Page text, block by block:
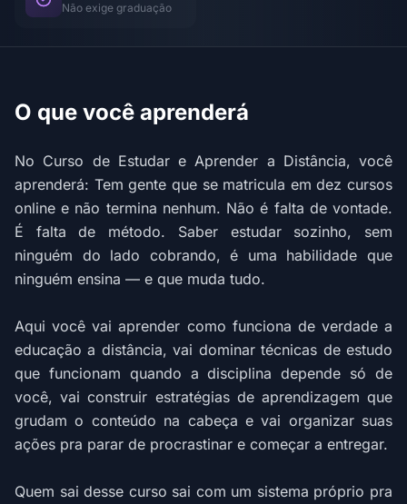
Não exige graduação
O que você aprenderá
No Curso de Estudar e Aprender a Distância, você
aprenderá: Tem gente que se matricula em dez cursos
online e não termina nenhum. Não é falta de vontade.
É falta de método. Saber estudar sozinho, sem
ninguém do lado cobrando, é uma habilidade que
ninguém ensina — e que muda tudo.
Aqui você vai aprender como funciona de verdade a
educação a distância, vai dominar técnicas de estudo
que funcionam quando a disciplina depende só de
você, vai construir estratégias de aprendizagem que
grudam o conteúdo na cabeça e vai organizar suas
ações pra parar de procrastinar e começar a entregar.
Quem sai desse curso sai com um sistema próprio pra